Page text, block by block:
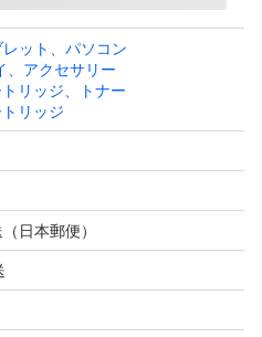
ット、パソコン
、アクセサリー
リッジ、トナー
リッジ
日本郵便）